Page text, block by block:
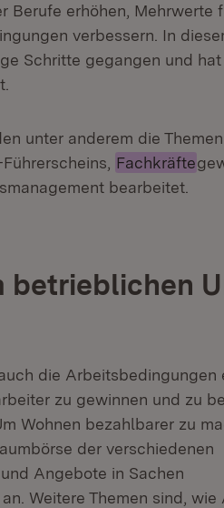
Berufe erhöhen, Mehrwerte
verbessern. In
Schritte gegangen und hat
unter anderem die
Fachkräfte
bearbeitet.
betrieblichen
die Arbeitsbedingungen
zu gewinnen und zu
Wohnen bezahlbarer zu
der verschiedenen
Angebote in Sachen
Weitere Themen sind,